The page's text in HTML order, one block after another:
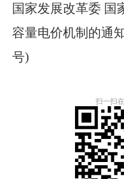
国家发展改革委 国
容量电价机制的通
号)
扫一扫